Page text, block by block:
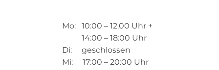
Mo: 10:00 – 12.00 Uhr +
14:00 – 18:00 Uhr
Di: geschlossen
Mi: 17:00 – 20:00 Uhr